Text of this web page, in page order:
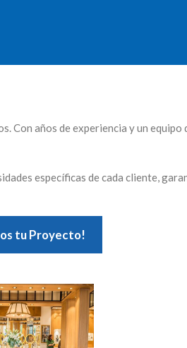
Con años de experiencia y un
específicas de cada cliente,
tu Proyecto!